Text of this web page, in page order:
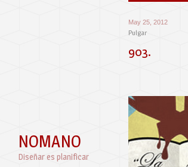
NOMANO
Diseñar es planificar
May 25, 2012
Pulgar
903.